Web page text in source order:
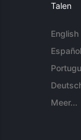
Talen
English
Español
Meer...